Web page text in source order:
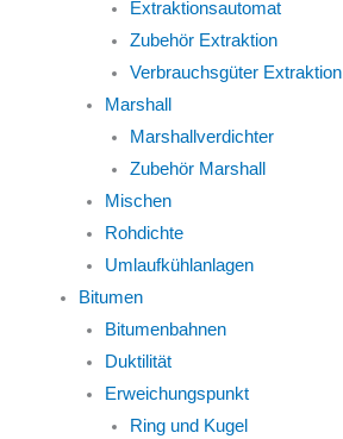
Extraktionsautomat
Zubehör Extraktion
Verbrauchsgüter Extraktion
Marshall
Marshallverdichter
Zubehör Marshall
Mischen
Rohdichte
Umlaufkühlanlagen
Bitumen
Bitumenbahnen
Duktilität
Erweichungspunkt
Ring und Kugel